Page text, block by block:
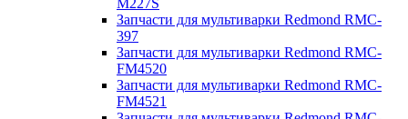
M227S
Запчасти для мультиварки Redmond RMC-
397
Запчасти для мультиварки Redmond RMC-
FM4520
Запчасти для мультиварки Redmond RMC-
FM4521